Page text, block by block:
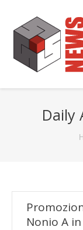
Daily
Nonio A